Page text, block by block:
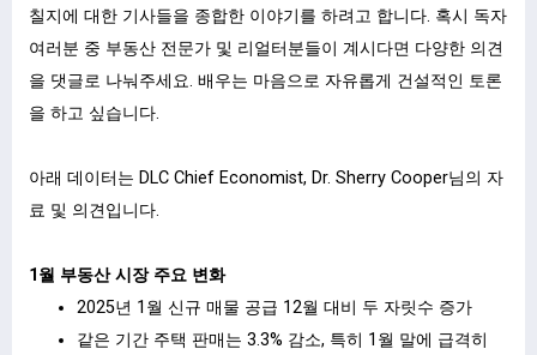
칠지에 대한 기사들을 종합한 이야기를 하려고 합니다. 혹시 독자
여러분 중 부동산 전문가 및 리얼터분들이 계시다면 다양한 의견
을 댓글로 나눠주세요. 배우는 마음으로 자유롭게 건설적인 토론
을 하고 싶습니다.
아래 데이터는 DLC Chief Economist, Dr. Sherry Cooper님의 자
료 및 의견입니다.
1월 부동산 시장 주요 변화
2025년 1월 신규 매물 공급 12월 대비 두 자릿수 증가
같은 기간 주택 판매는 3.3% 감소, 특히 1월 말에 급격히